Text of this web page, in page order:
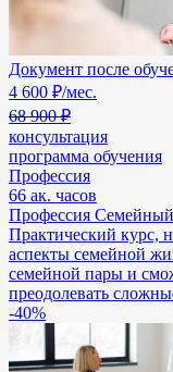
Документ после
4 600 ₽/мес.
68 900 ₽
консультация
программа обучения
Профессия
66 ак. часов
Профессия
Практический курс,
аспекты семейной
семейной пары и
преодолевать
-40%